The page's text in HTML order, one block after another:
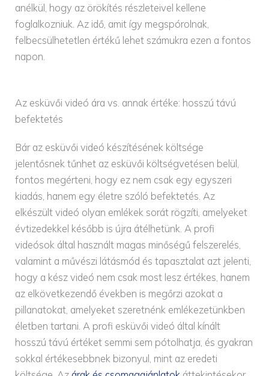
anélkül, hogy az örökítés részleteivel kellene
foglalkozniuk. Az idő, amit így megspórolnak,
felbecsülhetetlen értékű lehet számukra ezen a fontos
napon.
Az esküvői videó ára vs. annak értéke: hosszú távú
befektetés
Bár az esküvői videó készítésének költsége
jelentősnek tűnhet az esküvői költségvetésen belül,
fontos megérteni, hogy ez nem csak egy egyszeri
kiadás, hanem egy életre szóló befektetés. Az
elkészült videó olyan emlékek sorát rögzíti, amelyeket
évtizedekkel később is újra átélhetünk. A profi
videósok által használt magas minőségű felszerelés,
valamint a művészi látásmód és tapasztalat azt jelenti,
hogy a kész videó nem csak most lesz értékes, hanem
az elkövetkezendő években is megőrzi azokat a
pillanatokat, amelyeket szeretnénk emlékezetünkben
életben tartani. A profi esküvői videó által kínált
hosszú távú értéket semmi sem pótolhatja, és gyakran
sokkal értékesebbnek bizonyul, mint az eredeti